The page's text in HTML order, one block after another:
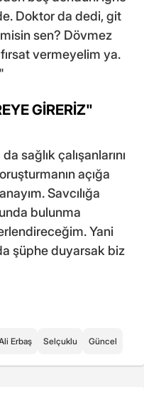
Doktor da dedi, git
sen? Dövmez
vermeyelim ya.
GİRERİZ"
sağlık çalışanlarını
açığa
Savcılığa
bulunma
Yani
şüphe duyarsak biz
Erbaş Selçuklu Güncel